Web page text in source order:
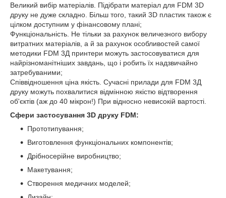
Великий вибір матеріалів. Підібрати матеріал для FDM 3D
друку не дуже складно. Більш того, такий 3D пластик також є
цілком доступним у фінансовому плані;
Функціональність. Не тільки за рахунок величезного вибору
витратних матеріалів, а й за рахунок особливостей самої
методики FDM 3Д принтери можуть застосовуватися для
найрізноманітніших завдань, що і робить їх надзвичайно
затребуваними;
Співвідношення ціна якість. Сучасні прилади для FDM 3Д
друку можуть похвалитися відмінною якістю відтворення
об'єктів (аж до 40 мікрон!) При відносно невисокій вартості.
Сфери застосування 3D друку FDM:
Прототипування;
Виготовлення функціональних компонентів;
Дрібносерійне виробництво;
Макетування;
Створення медичних моделей;